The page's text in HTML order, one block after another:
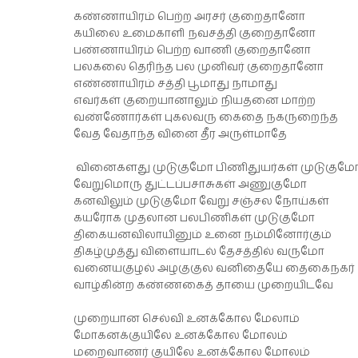
கண்ணாயிரம் பெற்ற அரசர் குறைதானோ
கயிலை உமைகாளி நவசத்தி குறைதானோ
பண்ணாயிரம் பெற்ற வாணி குறைதானோ
பலகலை தெரிந்த பல முனிவர் குறைதானோ
எண்ணாயிரம் சத்தி பூமாது நாமாது
எவர்கள் குறையானாலும் நியதனை மாற்ற
வண்ணோர்கள் புகலவரு கைதை நகருறைந்த
வேத வேதாந்த வினை தீர அருள்மாதே
வினைகளது முடுகுமோ பிணிதுயர்கள்
வேறுமொரு துட்டப்பசாசுகள் அணுகுமோ
கனவிலும் முடுகுமோ வேறு சஞ்சல நோய்கள்
கயரோக முதலான பலபிணிகள் முடுகுமோ
திகையனவிலாயினும் உனை நம்மினோர்கும்
திகழ்முத்து விளையாடல் தேசத்தில் வருமோ
வனையகுழல் அழகுகுல வனிதையே தைகைநகர்
வாழ்கின்ற கண்ணகைத் தாயை முறையிடவே
முறையான செல்வி உனக்கோல மேலாம்
மோகனக்குயிலே உனக்கோல மோலம்
மறைவாணர் குயிலே உனக்கோல மோலம்